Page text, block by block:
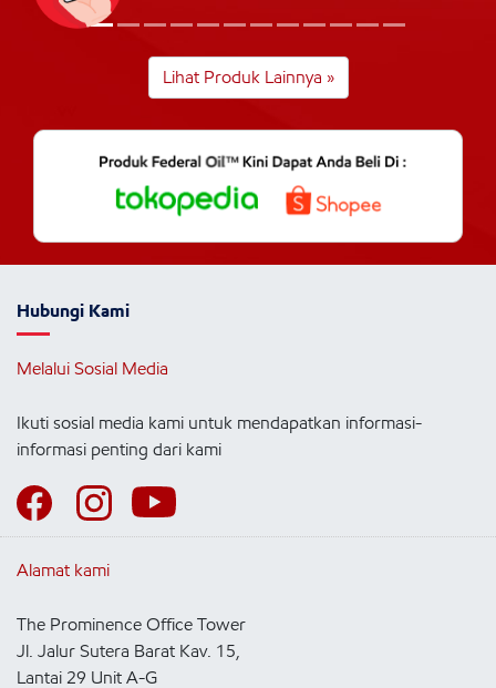
Lihat Produk Lainnya »
Hubungi Kami
Melalui Sosial Media
Ikuti sosial media kami untuk mendapatkan informasi-
informasi penting dari kami
Alamat kami
The Prominence Office Tower
Jl. Jalur Sutera Barat Kav. 15,
Lantai 29 Unit A-G